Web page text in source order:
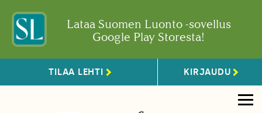
Lataa Suomen Luonto -sovellus
Google Play Storesta!
TILAA LEHTI KIRJAUDU